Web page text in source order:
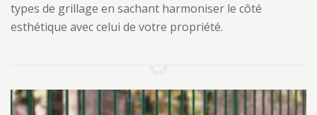
types de grillage en sachant harmoniser le côté
esthétique avec celui de votre propriété.